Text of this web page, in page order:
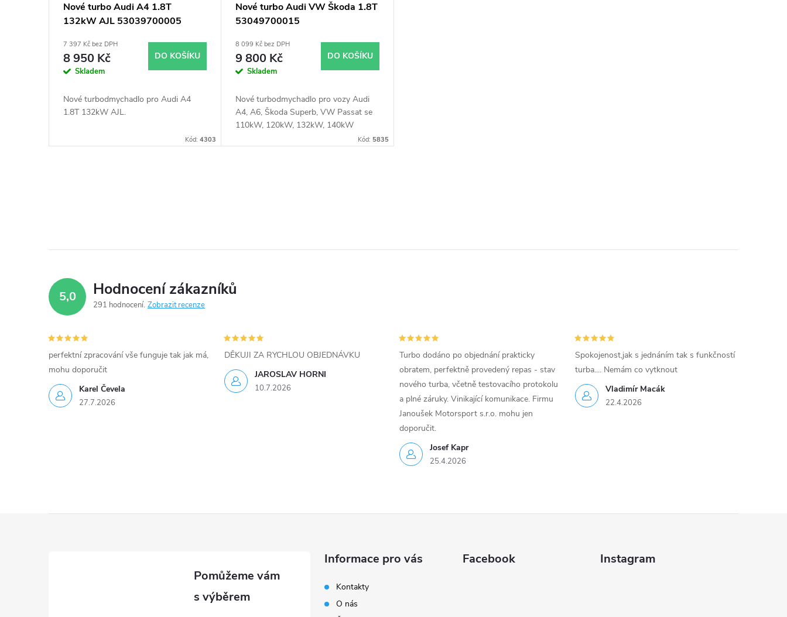
k
Nové turbo Audi A4 1.8T
132kW AJL 53039700005
7 397 Kč bez DPH
8 950 Kč
Skladem
DO KOŠÍKU
Nové turbodmychadlo pro Audi A4
1.8T 132kW AJL.
Kód:4303
Nové turbo Audi VW Škoda 1.8T
53049700015
8 099 Kč bez DPH
9 800 Kč
Skladem
DO KOŠÍKU
Nové turbodmychadlo pro vozy Audi
A4, A6, Škoda Superb, VW Passat se
110kW, 120kW, 132kW, 140kW
Kód: 5835
d
a
c
í
p
r
ý
5,0 Hodnocení zákazníků
291 hodnocení Zobrazit recenze
Karel Čevela
27.7.2026
perfektní zpracování vše funguje tak jak má,
mohu doporučit
JAROSLAV HORNI
10.7.2026
DĚKUJI ZA RYCHLOU OBJEDNÁVKU
Josef Kapr
25.4.2026
Turbo dodáno po objednání prakticky
obratem, perfektně provedený repas - stav
nového turba, včetně testovacího protokolu
a plné záruky. Vinikající komunikace. Firmu
Janoušek Motorsport s.r.o. mohu jen
doporučit.
Vladimír Macák
22.4.2026
Spokojenost,jak s jednáním tak s funkčností
turba.... Nemám co vytknout
Informace pro vás
Kontakty
O nás
Facebook Instagram